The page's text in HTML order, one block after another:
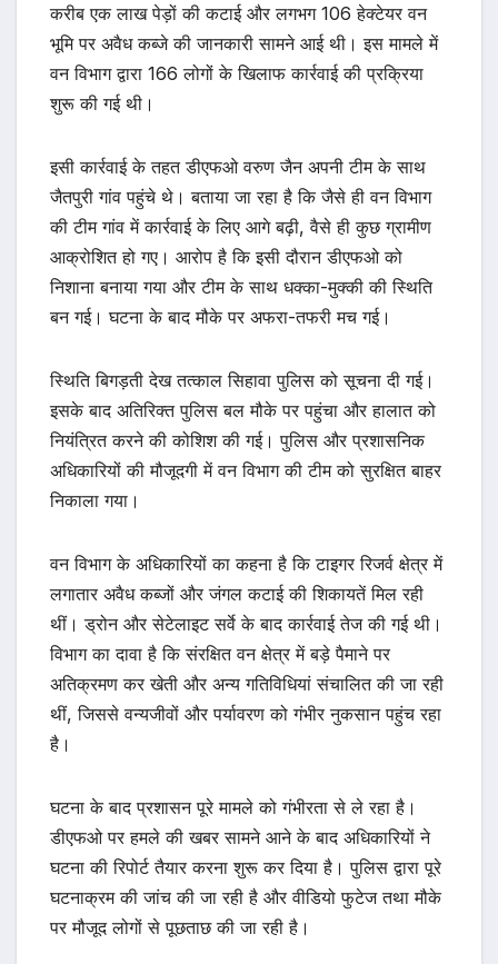
करीब एक लाख पेड़ों की कटाई और लगभग 106 हेक्टेयर वन
भूमि पर अवैध कब्जे की जानकारी सामने आई थी। इस मामले में
वन विभाग द्वारा 166 लोगों के खिलाफ कार्रवाई की प्रक्रिया
शुरू की गई थी।
इसी कार्रवाई के तहत डीएफओ वरुण जैन अपनी टीम के साथ
जैतपुरी गांव पहुंचे थे। बताया जा रहा है कि जैसे ही वन विभाग
की टीम गांव में कार्रवाई के लिए आगे बढ़ी, वैसे ही कुछ ग्रामीण
आक्रोशित हो गए। आरोप है कि इसी दौरान डीएफओ को
निशाना बनाया गया और टीम के साथ धक्का-मुक्की की स्थिति
बन गई। घटना के बाद मौके पर अफरा-तफरी मच गई।
स्थिति बिगड़ती देख तत्काल सिहावा पुलिस को सूचना दी गई।
इसके बाद अतिरिक्त पुलिस बल मौके पर पहुंचा और हालात को
नियंत्रित करने की कोशिश की गई। पुलिस और प्रशासनिक
अधिकारियों की मौजूदगी में वन विभाग की टीम को सुरक्षित बाहर
निकाला गया।
वन विभाग के अधिकारियों का कहना है कि टाइगर रिजर्व क्षेत्र में
लगातार अवैध कब्जों और जंगल कटाई की शिकायतें मिल रही
थीं। ड्रोन और सेटेलाइट सर्वे के बाद कार्रवाई तेज की गई थी।
विभाग का दावा है कि संरक्षित वन क्षेत्र में बड़े पैमाने पर
अतिक्रमण कर खेती और अन्य गतिविधियां संचालित की जा रही
थीं, जिससे वन्यजीवों और पर्यावरण को गंभीर नुकसान पहुंच रहा
है।
घटना के बाद प्रशासन पूरे मामले को गंभीरता से ले रहा है।
डीएफओ पर हमले की खबर सामने आने के बाद अधिकारियों ने
घटना की रिपोर्ट तैयार करना शुरू कर दिया है। पुलिस द्वारा पूरे
घटनाक्रम की जांच की जा रही है और वीडियो फुटेज तथा मौके
पर मौजूद लोगों से पूछताछ की जा रही है।